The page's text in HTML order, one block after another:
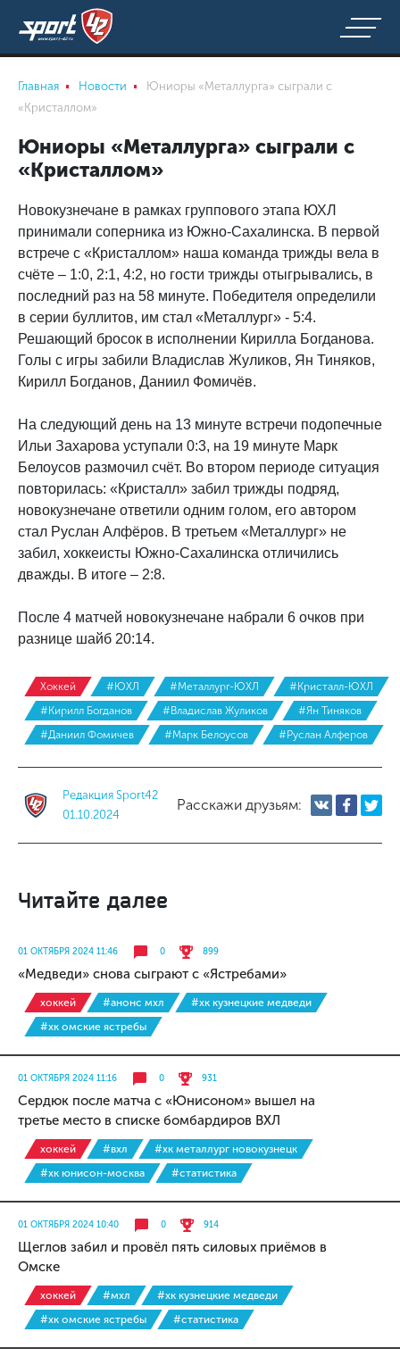
Главная Новости
Юниоры «Металлурга» сыграли с
«Кристаллом»
Юниоры «Металлурга» сыграли с
«Кристаллом»
Новокузнечане в рамках группового этапа ЮХЛ
принимали соперника из Южно-Сахалинска. В первой
встрече с «Кристаллом» наша команда трижды вела в
счёте – 1:0, 2:1, 4:2, но гости трижды отыгрывались, в
последний раз на 58 минуте. Победителя определили
в серии буллитов, им стал «Металлург» - 5:4.
Решающий бросок в исполнении Кирилла Богданова.
Голы с игры забили Владислав Жуликов, Ян Тиняков,
Кирилл Богданов, Даниил Фомичёв.
На следующий день на 13 минуте встречи подопечные
Ильи Захарова уступали 0:3, на 19 минуте Марк
Белоусов размочил счёт. Во втором периоде ситуация
повторилась: «Кристалл» забил трижды подряд,
новокузнечане ответили одним голом, его автором
стал Руслан Алфёров. В третьем «Металлург» не
забил, хоккеисты Южно-Сахалинска отличились
дважды. В итоге – 2:8.
После 4 матчей новокузнечане набрали 6 очков при
разнице шайб 20:14.
Хоккей #ЮХЛ #Металлург-ЮХЛ
#Кристалл-ЮХЛ
#Кирилл Богданов
#Владислав Жуликов
#Ян Тиняков
#Даниил Фомичев
#Марк Белоусов #Руслан Алферов
Редакция Sport42
01.10.2024
Расскажи друзьям:
Читайте далее
01 ОКТЯБРЯ 2024 11:46 0 899
«Медведи» снова сыграют с «Ястребами»
хоккей #анонс мхл
#хк кузнецкие медведи
#хк омские ястребы
01 ОКТЯБРЯ 2024 11:16 0 931
Сердюк после матча с «Юнисоном» вышел на
третье место в списке бомбардиров ВХЛ
хоккей #вхл
#хк металлург новокузнецк
#хк юнисон-москва
#статистика
01 ОКТЯБРЯ 2024 10:40 0 914
Щеглов забил и провёл пять силовых приёмов в
Омске
хоккей #мхл
#хк кузнецкие медведи
#хк омские ястребы
#статистика